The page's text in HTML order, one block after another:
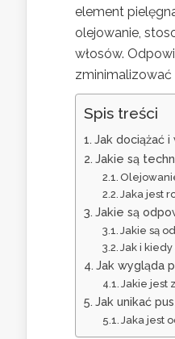
element
olejowanie,
włosów.
zminimalizować
Spis treści
Jak dociążać i
Jakie są
Jaka jest
Jakie są
Jakie są
Jak i
Jak wygląda
Jakie jest
Jak unikać
Jaka jest